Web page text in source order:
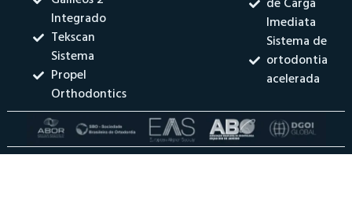
Integrado
Tekscan
Sistema
Propel
Orthodontics
de Carga
Imediata
Sistema de
ortodontia
acelerada